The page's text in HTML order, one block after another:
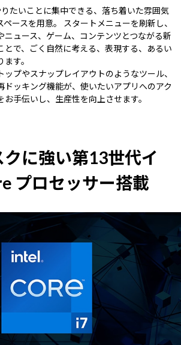
たいことに集中できる、落ち着いた雰囲気
ースを用意。 スタートメニューを刷新し、
ニュース、ゲーム、コンテンツとつながる新
とで、ごく自然に考える、表現する、あるい
す。
プやスナップレイアウトのようなツール、
ドッキング機能が、使いたいアプリへのアク
手伝いし、生産性を向上させます。
に強い第13世代イ
プロセッサー搭載